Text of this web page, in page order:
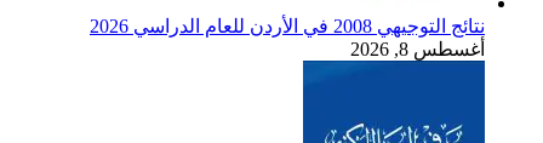
نتائج التوجيهي 2008 في الأردن للعام الدراسي 2026
أغسطس 8, 2026